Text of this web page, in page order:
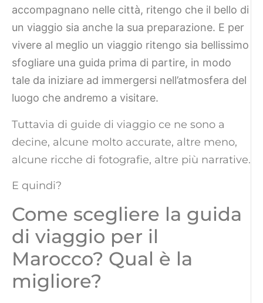
accompagnano nelle città, ritengo che il bello di
un viaggio sia anche la sua preparazione. E per
vivere al meglio un viaggio ritengo sia bellissimo
sfogliare una guida prima di partire, in modo
tale da iniziare ad immergersi nell’atmosfera del
luogo che andremo a visitare.
Tuttavia di guide di viaggio ce ne sono a
decine, alcune molto accurate, altre meno,
alcune ricche di fotografie, altre più narrative.
E quindi?
Come scegliere la guida
di viaggio per il
Marocco? Qual è la
migliore?